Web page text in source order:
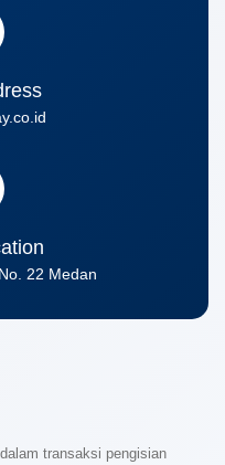
22 Medan
transaksi pengisian